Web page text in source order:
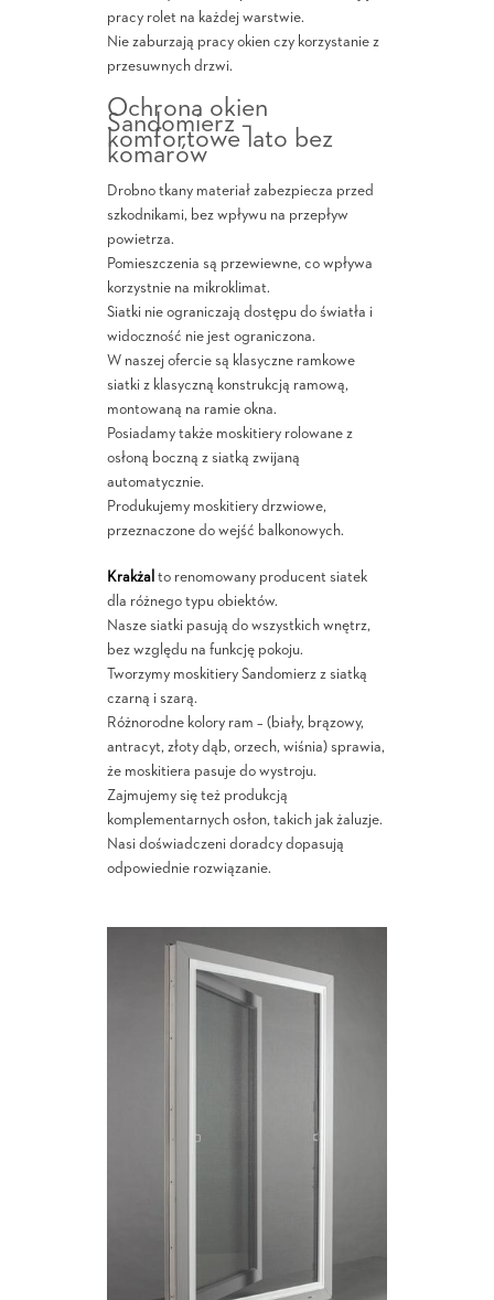
pracy rolet na każdej warstwie.
Nie zaburzają pracy okien czy korzystanie z
przesuwnych drzwi.
Ochrona okien
Sandomierz –
komfortowe lato bez
komarów
Drobno tkany materiał zabezpiecza przed
szkodnikami, bez wpływu na przepływ
powietrza.
Pomieszczenia są przewiewne, co wpływa
korzystnie na mikroklimat.
Siatki nie ograniczają dostępu do światła i
widoczność nie jest ograniczona.
W naszej ofercie są klasyczne ramkowe
siatki z klasyczną konstrukcją ramową,
montowaną na ramie okna.
Posiadamy także moskitiery rolowane z
osłoną boczną z siatką zwijaną
automatycznie.
Produkujemy moskitiery drzwiowe,
przeznaczone do wejść balkonowych.
Krakżal to renomowany producent siatek
dla różnego typu obiektów.
Nasze siatki pasują do wszystkich wnętrz,
bez względu na funkcję pokoju.
Tworzymy moskitiery Sandomierz z siatką
czarną i szarą.
Różnorodne kolory ram – (biały, brązowy,
antracyt, złoty dąb, orzech, wiśnia) sprawia,
że moskitiera pasuje do wystroju.
Zajmujemy się też produkcją
komplementarnych osłon, takich jak żaluzje.
Nasi doświadczeni doradcy dopasują
odpowiednie rozwiązanie.